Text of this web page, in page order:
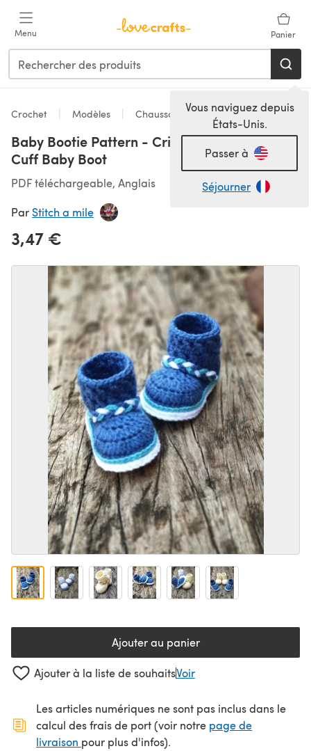
Menu Panier
Vous naviguez depuis
États-Unis.
Passer à
Séjourner
Crochet Modèles Chaussons
Baby Bootie Pattern - Criss Cross Stitched
Cuff Baby Boot
PDF téléchargeable, Anglais
Par Stitch a mile
3,47 €
Ajouter au panier
Ajouter à la liste de souhaitsVoir
Les articles numériques ne sont pas inclus dans le
calcul des frais de port (voir notre page de
livraison (s'ouvre dans un nouvel onglet)
pour plus d'infos).